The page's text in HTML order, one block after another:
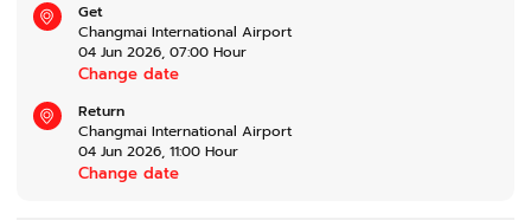
Get
Changmai International Airport
04 Jun 2026, 07:00 Hour
Change date
Return
Changmai International Airport
04 Jun 2026, 11:00 Hour
Change date